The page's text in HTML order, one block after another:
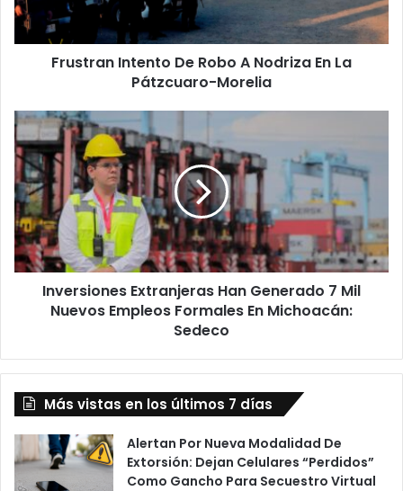
En
La
Pátzcuaro-
MoreliaFrustran Intento De Robo A Nodriza En La
Pátzcuaro-Morelia
Inversiones
Extranjeras
Han
Generado
7
Mil
Nuevos
Empleos
Formales
Michoacán:
Inversiones Extranjeras Han Generado 7 Mil
Nuevos Empleos Formales En Michoacán:
Sedeco
Más vistas en los últimos 7 días
Alertan Por Nueva Modalidad De
Extorsión: Dejan Celulares “Perdidos”
Como Gancho Para Secuestro Virtual